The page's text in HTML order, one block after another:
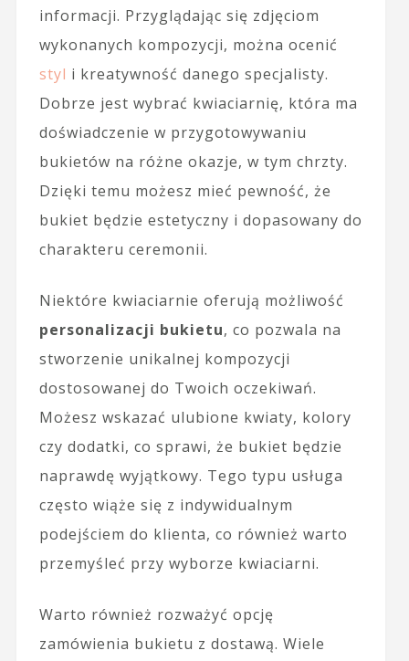
informacji. Przyglądając się zdjęciom
wykonanych kompozycji, można ocenić
styl i kreatywność danego specjalisty.
Dobrze jest wybrać kwiaciarnię, która ma
doświadczenie w przygotowywaniu
bukietów na różne okazje, w tym chrzty.
Dzięki temu możesz mieć pewność, że
bukiet będzie estetyczny i dopasowany do
charakteru ceremonii.
Niektóre kwiaciarnie oferują możliwość
personalizacji bukietu, co pozwala na
stworzenie unikalnej kompozycji
dostosowanej do Twoich oczekiwań.
Możesz wskazać ulubione kwiaty, kolory
czy dodatki, co sprawi, że bukiet będzie
naprawdę wyjątkowy. Tego typu usługa
często wiąże się z indywidualnym
podejściem do klienta, co również warto
przemyśleć przy wyborze kwiaciarni.
Warto również rozważyć opcję
zamówienia bukietu z dostawą. Wiele